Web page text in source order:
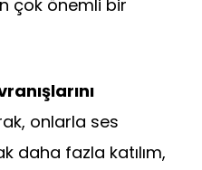
çok önemli bir
onlarla ses
daha fazla katılım,